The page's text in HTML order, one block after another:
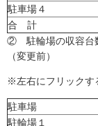
駐車場４
合 計
② 駐輪場の収容台
（変更前）
※左右にフリックす
駐車場
駐輪場１